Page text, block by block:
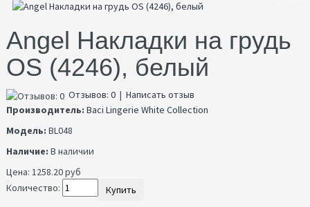
Angel Накладки на грудь
OS (4246), белый
Отзывов: 0 | Написать отзыв
Производитель: Baci Lingerie White Collection
Модель: BL048
Наличие: В наличии
Цена: 1258.20 руб
Количество:
Купить